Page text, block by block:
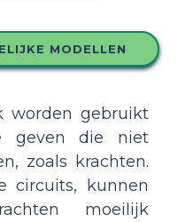
MODELLEN
worden gebruikt
geven die niet
zoals krachten.
circuits, kunnen
moeilijk